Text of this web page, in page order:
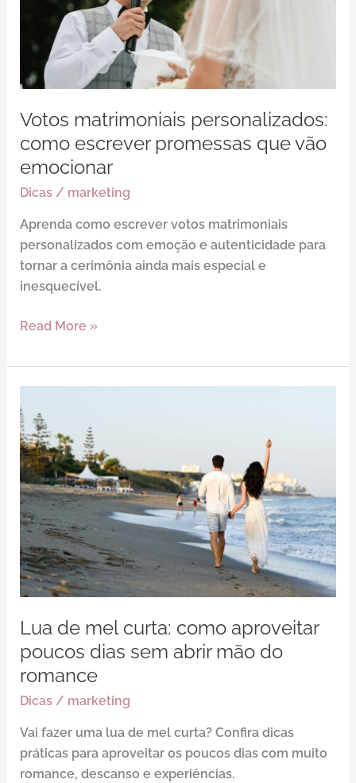
Votos matrimoniais personalizados:
como escrever promessas que vão
emocionar
Dicas/ marketing
Aprenda como escrever votos matrimoniais
personalizados com emoção e autenticidade para
tornar a cerimônia ainda mais especial e
inesquecível.
escrever
promessas
que
vão
emocionar
Read More »
Lua de mel curta: como aproveitar
poucos dias sem abrir mão do
romance
Dicas/ marketing
Vai fazer uma lua de mel curta? Confira dicas
práticas para aproveitar os poucos dias com muito
romance, descanso e experiências.
de
mel
curta:
como
aproveitar
poucos
dias
sem
abrir
mão
do